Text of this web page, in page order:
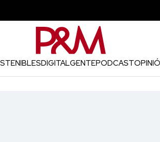
DIGITALGENTEPODCAST